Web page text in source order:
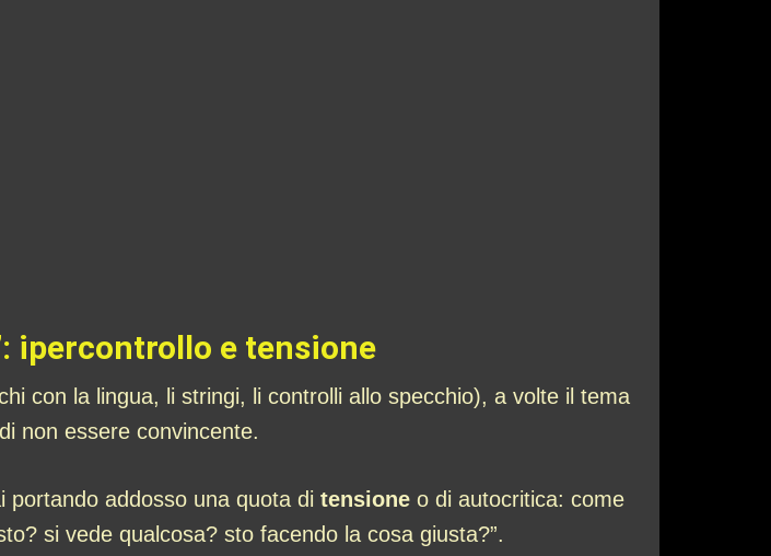
ipercontrollo e tensione
con la lingua, li stringi, li controlli allo specchio), a volte il tema
non essere convincente.
portando addosso una quota di tensione o di autocritica: come
si vede qualcosa? sto facendo la cosa giusta?”.